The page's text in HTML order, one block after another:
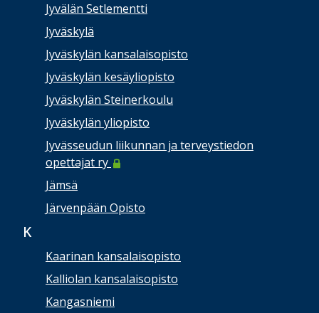
Jyvälän Setlementti
Jyväskylä
Jyväskylän kansalaisopisto
Jyväskylän kesäyliopisto
Jyväskylän Steinerkoulu
Jyväskylän yliopisto
Jyvässeudun liikunnan ja terveystiedon
opettajat ry
Jämsä
Järvenpään Opisto
K
Kaarinan kansalaisopisto
Kalliolan kansalaisopisto
Kangasniemi